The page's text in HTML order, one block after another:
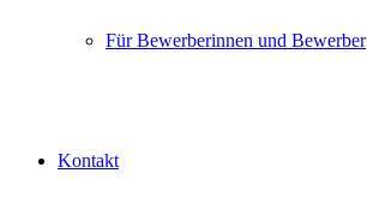
Für Bewerberinnen und Bewerber
Kontakt